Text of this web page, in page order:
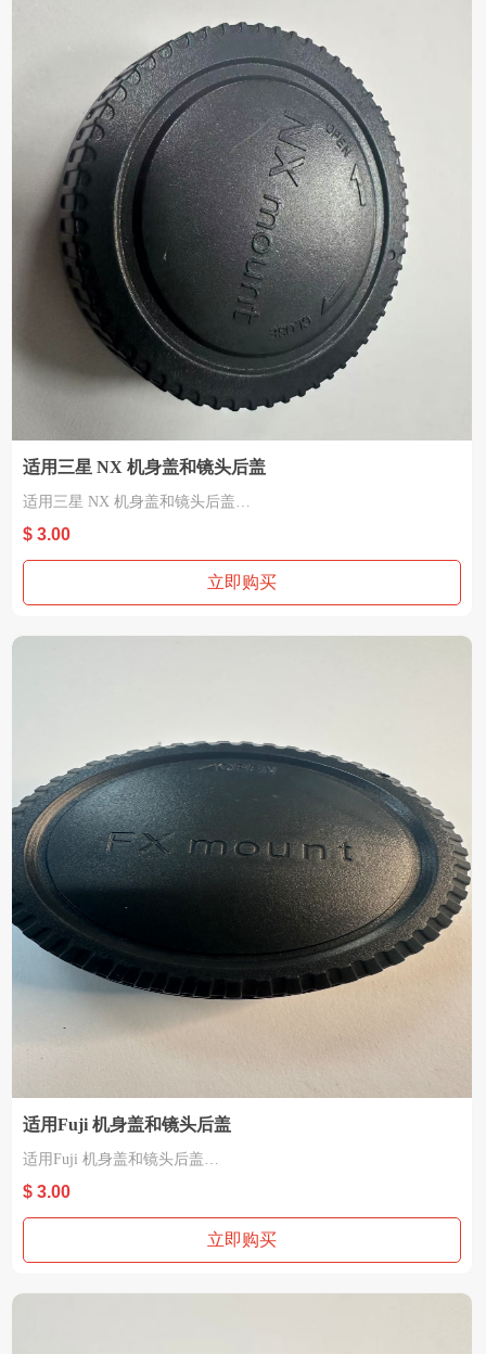
适用三星 NX 机身盖和镜头后盖
适用三星 NX 机身盖和镜头后盖
材质：塑胶
$ 3.00
立即购买
适用Fuji 机身盖和镜头后盖
适用Fuji 机身盖和镜头后盖
材质：塑胶
$ 3.00
立即购买